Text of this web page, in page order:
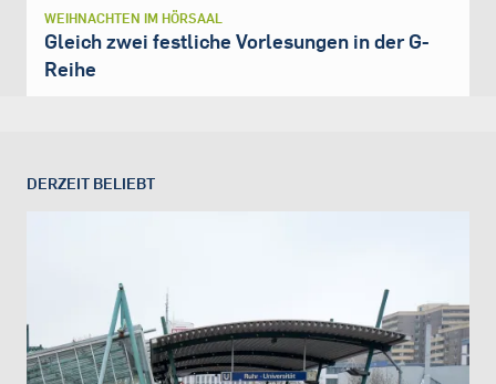
WEIHNACHTEN IM HÖRSAAL
Gleich zwei festliche Vorlesungen in der G-
Reihe
DERZEIT BELIEBT